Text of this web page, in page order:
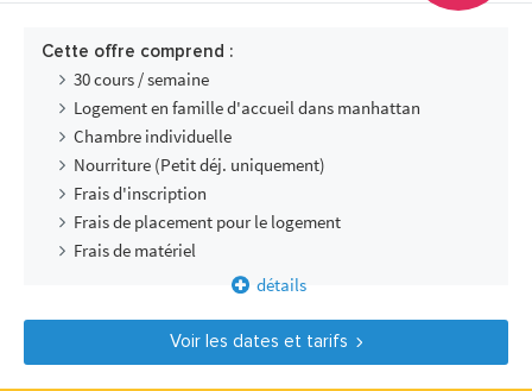
Cette offre comprend :
30 cours / semaine
Logement en famille d'accueil dans manhattan
Chambre individuelle
Nourriture (Petit déj. uniquement)
Frais d'inscription
Frais de placement pour le logement
Frais de matériel
détails
Voir les dates et tarifs